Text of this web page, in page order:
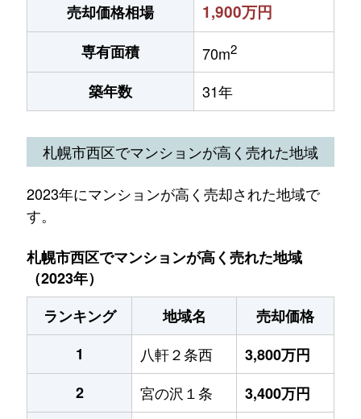
売却価格相場
1,900万円
専有面積 70m2
築年数 31年
札幌市西区でマンションが高く売れた地域
2023年にマンションが高く売却された地域で
す。
札幌市西区でマンションが高く売れた地域
（2023年）
ランキング
地域名
売却価格
1
八軒２条西
3,800万円
2
宮の沢１条
3,400万円